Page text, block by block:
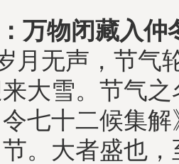
万物闭藏入仲
无声，节气
大雪。节气
七十二候集解
。大者盛也